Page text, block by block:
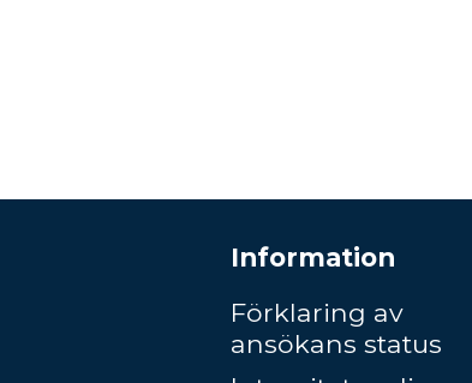
Information
Förklaring av
ansökans status